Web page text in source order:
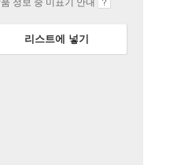
정보 중 미표기 안내
리스트에 넣기